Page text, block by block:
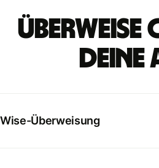
Überweise
deine
Wise-Überweisung